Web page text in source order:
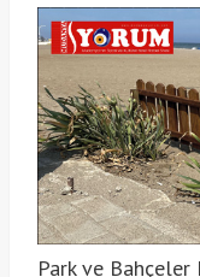
Park ve Bahçeler